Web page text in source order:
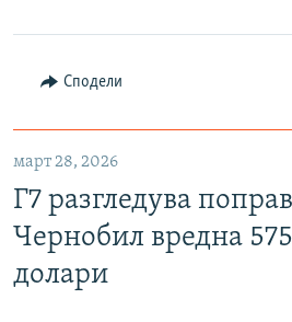
Сподели
март 28, 2026
Г7 разгледува
Чернобил вредна
долари